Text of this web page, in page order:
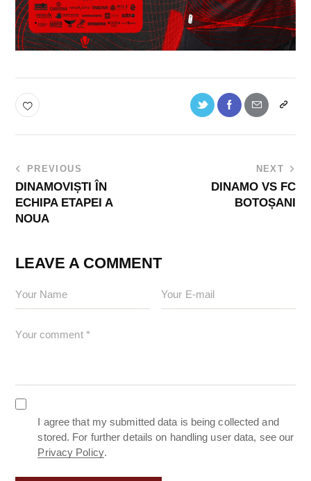
PREVIOUS
DINAMOVIȘTI ÎN
ECHIPA ETAPEI A
NOUA
NEXT
DINAMO VS FC
BOTOȘANI
LEAVE A COMMENT
I agree that my submitted data is being collected and
stored. For further details on handling user data, see our
Privacy Policy.